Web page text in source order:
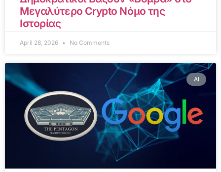
Μεγαλύτερο Crypto Νόμο της
Ιστορίας
April 28, 2026 No Comments
AI